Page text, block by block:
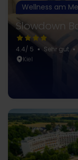
Wellness am
Slowdown
4.4/ 5 Sehr gut
Kiel